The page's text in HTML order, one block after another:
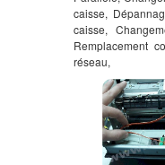
caisse,
caisse,
Remplacement
réseau,